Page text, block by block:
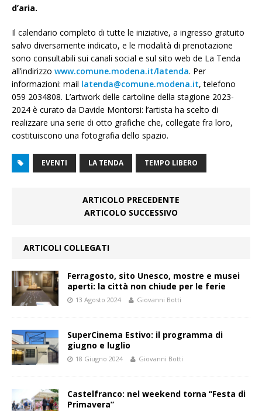
d’aria.
Il calendario completo di tutte le iniziative, a ingresso gratuito
salvo diversamente indicato, e le modalità di prenotazione
sono consultabili sui canali social e sul sito web de La Tenda
all’indirizzo www.comune.modena.it/latenda. Per
informazioni: mail latenda@comune.modena.it, telefono
059 2034808. L’artwork delle cartoline della stagione 2023-
2024 è curato da Davide Montorsi: l’artista ha scelto di
realizzare una serie di otto grafiche che, collegate fra loro,
costituiscono una fotografia dello spazio.
EVENTI LA TENDA TEMPO LIBERO
ARTICOLO PRECEDENTE
ARTICOLO SUCCESSIVO
ARTICOLI COLLEGATI
Ferragosto, sito Unesco, mostre e musei
aperti: la città non chiude per le ferie
13 Agosto 2024 Giovanni Botti
SuperCinema Estivo: il programma di
giugno e luglio
18 Giugno 2024 Giovanni Botti
Castelfranco: nel weekend torna “Festa di
Primavera”